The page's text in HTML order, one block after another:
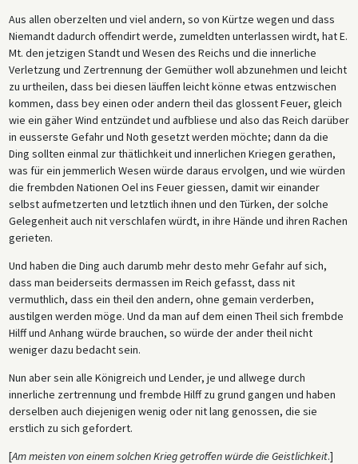
Aus allen oberzelten und viel andern, so von Kürtze wegen und dass
Niemandt dadurch offendirt werde, zumeldten unterlassen wirdt, hat E.
Mt. den jetzigen Standt und Wesen des Reichs und die innerliche
Verletzung und Zertrennung der Gemüther woll abzunehmen und leicht
zu urtheilen, dass bei diesen läuffen leicht könne etwas entzwischen
kommen, dass bey einen oder andern theil das glossent Feuer, gleich
wie ein gäher Wind entzündet und aufbliese und also das Reich darüber
in eusserste Gefahr und Noth gesetzt werden möchte; dann da die
Ding sollten einmal zur thätlichkeit und innerlichen Kriegen gerathen,
was für ein jemmerlich Wesen würde daraus ervolgen, und wie würden
die frembden Nationen Oel ins Feuer giessen, damit wir einander
selbst aufmetzerten und letztlich ihnen und den Türken, der solche
Gelegenheit auch nit verschlafen würdt, in ihre Hände und ihren Rachen
gerieten.
Und haben die Ding auch darumb mehr desto mehr Gefahr auf sich,
dass man beiderseits dermassen im Reich gefasst, dass nit
vermuthlich, dass ein theil den andern, ohne gemain verderben,
austilgen werden möge. Und da man auf dem einen Theil sich frembde
Hilff und Anhang würde brauchen, so würde der ander theil nicht
weniger dazu bedacht sein.
Nun aber sein alle Königreich und Lender, je und allwege durch
innerliche zertrennung und frembde Hilff zu grund gangen und haben
derselben auch diejenigen wenig oder nit lang genossen, die sie
erstlich zu sich gefordert.
[Am meisten von einem solchen Krieg getroffen würde die Geistlichkeit.]